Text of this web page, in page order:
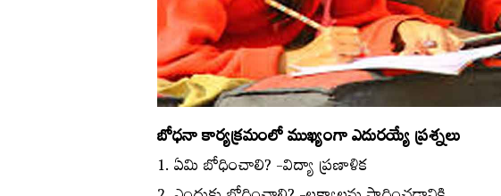
బోధనా కార్యక్రమంలో ముఖ్యంగా ఎదురయ్యే ప్రశ్నలు
1. ఏమి బోధించాలి? -విద్యా ప్రణాళిక